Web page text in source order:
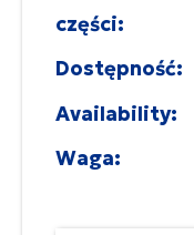
części:
Dostępność:
Availability:
Waga: